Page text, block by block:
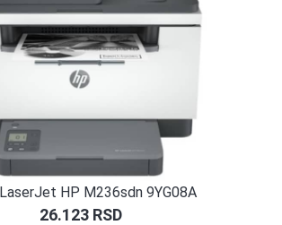
HP M236sdn 9YG08A
26.123 RSD